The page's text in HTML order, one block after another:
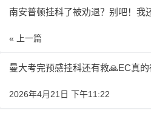
南安普顿挂科了被劝退？别吧！我
« 上一篇
曼大考完预感挂科还有救🙏EC真的
2026年4月21日 下午11:22